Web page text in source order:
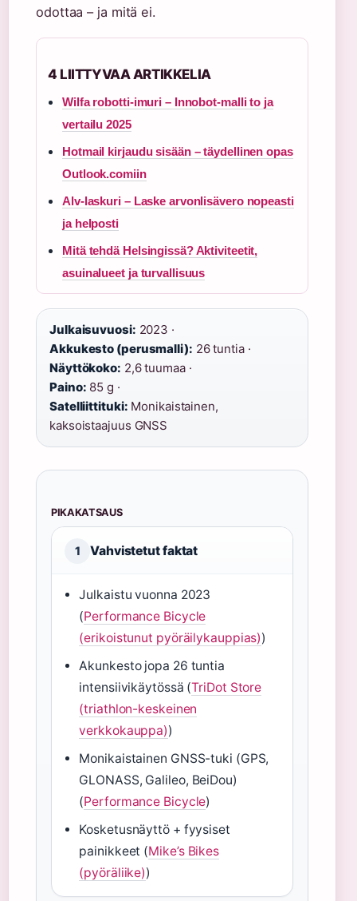
odottaa – ja mitä ei.
4 LIITTYVAA ARTIKKELIA
Wilfa robotti-imuri – Innobot-malli to ja
vertailu 2025
Hotmail kirjaudu sisään – täydellinen opas
Outlook.comiin
Alv-laskuri – Laske arvonlisävero nopeasti
ja helposti
Mitä tehdä Helsingissä? Aktiviteetit,
asuinalueet ja turvallisuus
Julkaisuvuosi: 2023 ·
Akkukesto (perusmalli): 26 tuntia ·
Näyttökoko: 2,6 tuumaa ·
Paino: 85 g ·
Satelliittituki: Monikaistainen,
kaksoistaajuus GNSS
PIKAKATSAUS
1 Vahvistetut faktat
Julkaistu vuonna 2023
(Performance Bicycle
(erikoistunut pyöräilykauppias))
Akunkesto jopa 26 tuntia
intensiivikäytössä (TriDot Store
(triathlon-keskeinen
verkkokauppa))
Monikaistainen GNSS-tuki (GPS,
GLONASS, Galileo, BeiDou)
(Performance Bicycle)
Kosketusnäyttö + fyysiset
painikkeet (Mike’s Bikes
(pyöräliike))